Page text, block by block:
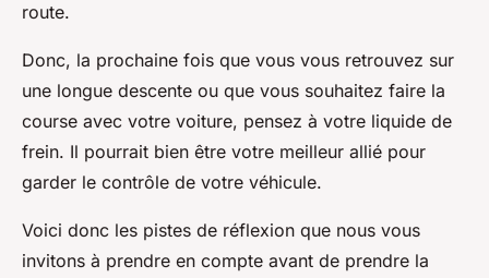
route.
Donc, la prochaine fois que vous vous retrouvez sur
une longue descente ou que vous souhaitez faire la
course avec votre voiture, pensez à votre liquide de
frein. Il pourrait bien être votre meilleur allié pour
garder le contrôle de votre véhicule.
Voici donc les pistes de réflexion que nous vous
invitons à prendre en compte avant de prendre la